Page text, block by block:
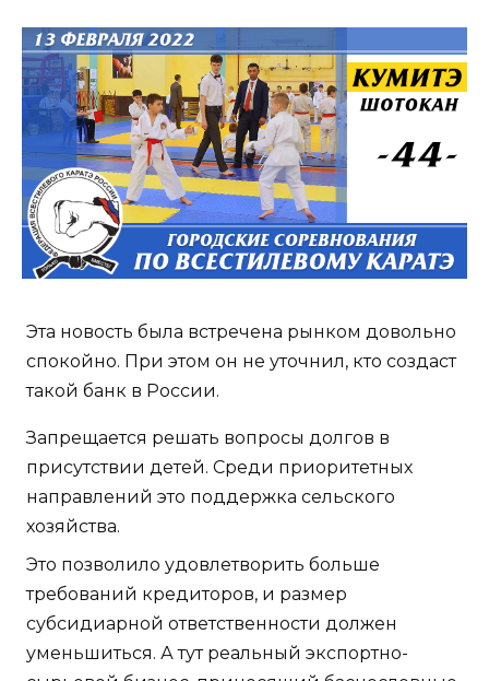
Эта новость была встречена рынком довольно
спокойно. При этом он не уточнил, кто создаст
такой банк в России.
Запрещается решать вопросы долгов в
присутствии детей. Среди приоритетных
направлений это поддержка сельского
хозяйства.
Это позволило удовлетворить больше
требований кредиторов, и размер
субсидиарной ответственности должен
уменьшиться. А тут реальный экспортно-